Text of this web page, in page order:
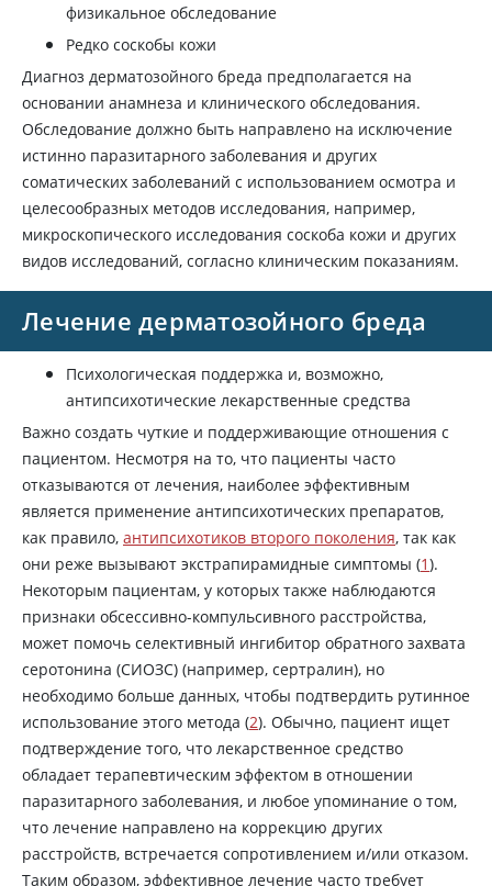
физикальное обследование
Редко соскобы кожи
Диагноз дерматозойного бреда предполагается на
основании анамнеза и клинического обследования.
Обследование должно быть направлено на исключение
истинно паразитарного заболевания и других
соматических заболеваний с использованием осмотра и
целесообразных методов исследования, например,
микроскопического исследования соскоба кожи и других
видов исследований, согласно клиническим показаниям.
Лечение дерматозойного бреда
Психологическая поддержка и, возможно,
антипсихотические лекарственные средства
Важно создать чуткие и поддерживающие отношения с
пациентом. Несмотря на то, что пациенты часто
отказываются от лечения, наиболее эффективным
является применение антипсихотических препаратов,
как правило, антипсихотиков второго поколения, так как
они реже вызывают экстрапирамидные симптомы (1).
Некоторым пациентам, у которых также наблюдаются
признаки обсессивно-компульсивного расстройства,
может помочь селективный ингибитор обратного захвата
серотонина (СИОЗС) (например, сертралин), но
необходимо больше данных, чтобы подтвердить рутинное
использование этого метода (2). Обычно, пациент ищет
подтверждение того, что лекарственное средство
обладает терапевтическим эффектом в отношении
паразитарного заболевания, и любое упоминание о том,
что лечение направлено на коррекцию других
расстройств, встречается сопротивлением и/или отказом.
Таким образом, эффективное лечение часто требует